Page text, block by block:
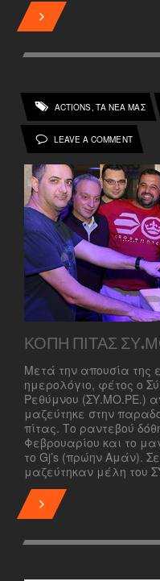
ACTIONS,ΤΑ ΝΕΑ ΜΑΣ
LEAVE A COMMENT
ΚΟΠΉ ΠΊΤΑΣ
Μετά την απουσία της
ημερολόγιο, φέτος ο
Ρεθύμνου (ΣΥ.ΜΟ.ΡΕ.)
μαζεύτηκε στην
πίτας. Το ραντεβού
Φεβρουαρίου και το
το Gj’s (πρώην Αμάν).
μαζεύτηκαν μέλη του